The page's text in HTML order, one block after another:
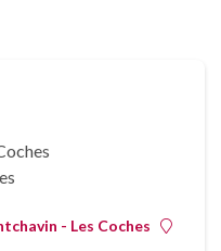
- Les Coches